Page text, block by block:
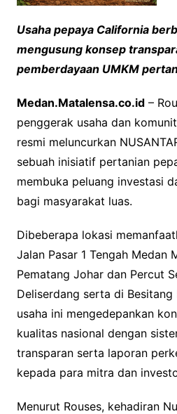
Usaha pepaya California
mengusung konsep
pemberdayaan UMKM
Medan.Matalensa.co.id–
penggerak usaha dan
resmi meluncurkan
sebuah inisiatif pertanian
membuka peluang investasi
bagi masyarakat luas.
Dibeberapa lokasi
Jalan Pasar 1 Tengah Medan
Pematang Johar dan Percut
Deliserdang serta di
usaha ini mengedepankan
kualitas nasional dengan
transparan serta laporan
kepada para mitra dan
Menurut Rouses, kehadiran